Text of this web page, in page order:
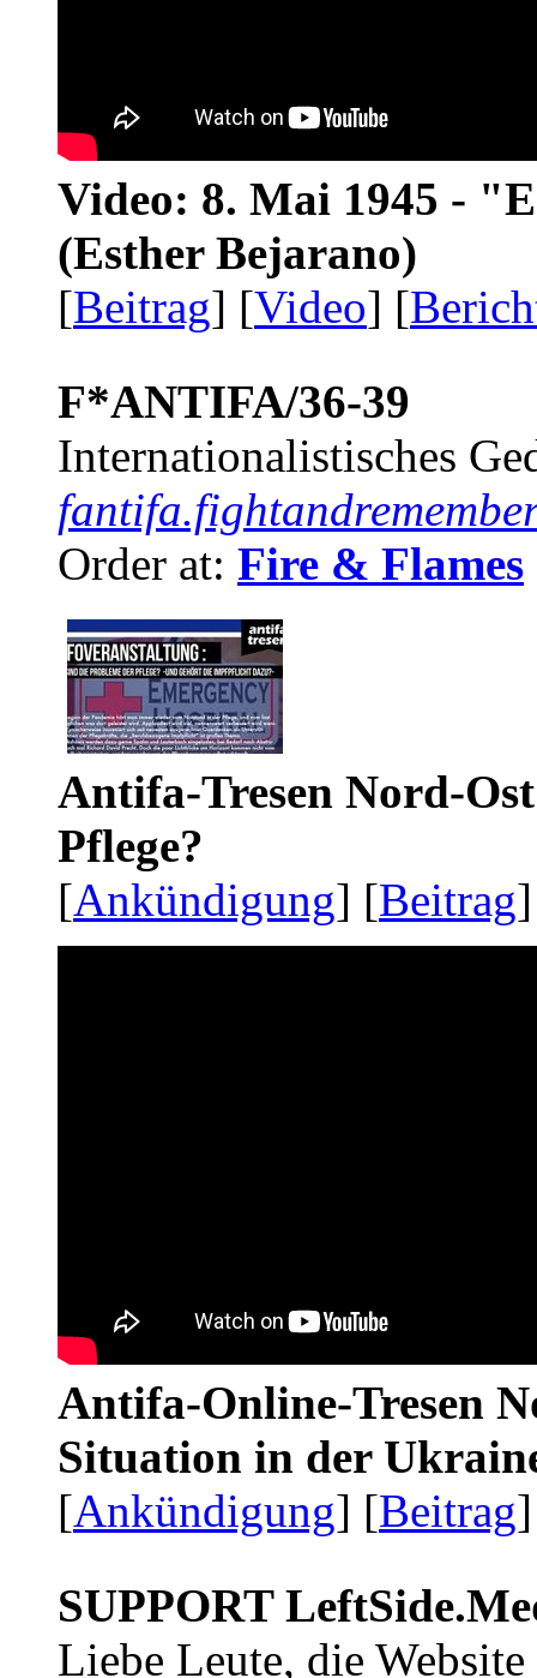
Video: 8. Mai 1945 -
(Esther Bejarano)
[Beitrag] [Video] [
F*ANTIFA/36-39
Internationalistisches
Order at: Fire & Flames
Antifa-Tresen Nord-
Pflege?
[Ankündigung] [Beitrag
Antifa-Online-Tresen
Situation in der
[Ankündigung] [Beitrag
SUPPORT
Liebe Leute, die Website